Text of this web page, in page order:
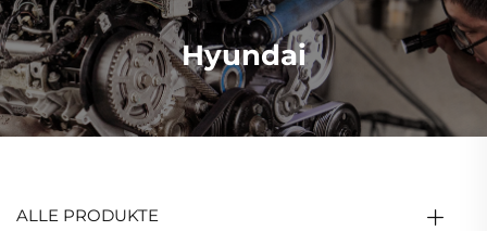
Hyundai
ALLE PRODUKTE